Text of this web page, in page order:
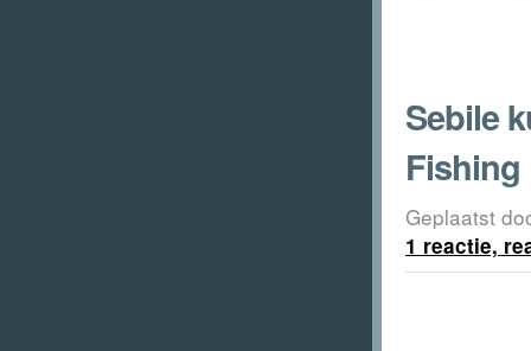
Sebile
Fishing
Geplaatst
1 reactie,